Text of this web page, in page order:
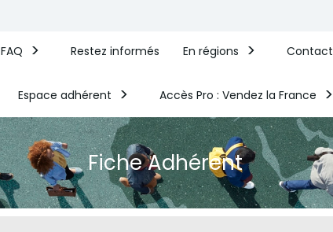
FAQ Restez informés En régions Contact
Espace adhérent Accès Pro : Vendez la France​
Fiche Adhérent